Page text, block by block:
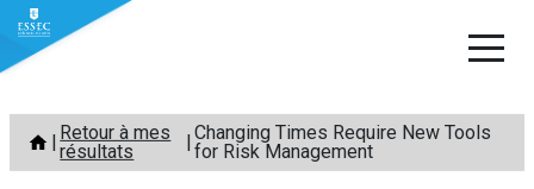
Aller
contenu
Retour à mes
résultats
Changing Times Require New Tools
for Risk Management